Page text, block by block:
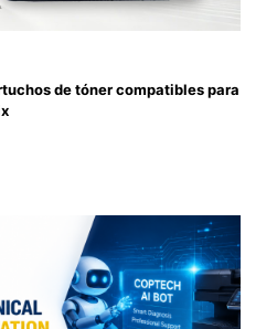
de tóner compatibles para